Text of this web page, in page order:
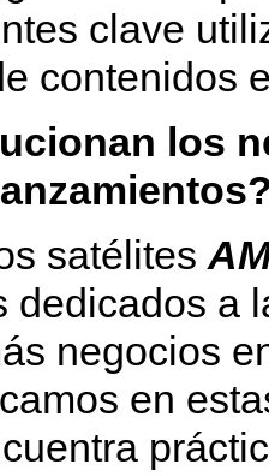
clave
contenidos
los
satélites
dedicados a
negocios
en